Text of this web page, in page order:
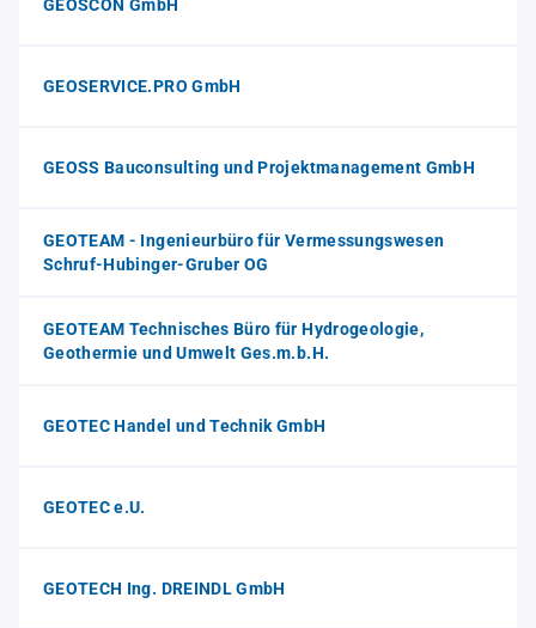
GEOSCON GmbH
GEOSERVICE.PRO GmbH
GEOSS Bauconsulting und Projektmanagement GmbH
GEOTEAM - Ingenieurbüro für Vermessungswesen
Schruf-Hubinger-Gruber OG
GEOTEAM Technisches Büro für Hydrogeologie,
Geothermie und Umwelt Ges.m.b.H.
GEOTEC Handel und Technik GmbH
GEOTEC e.U.
GEOTECH Ing. DREINDL GmbH